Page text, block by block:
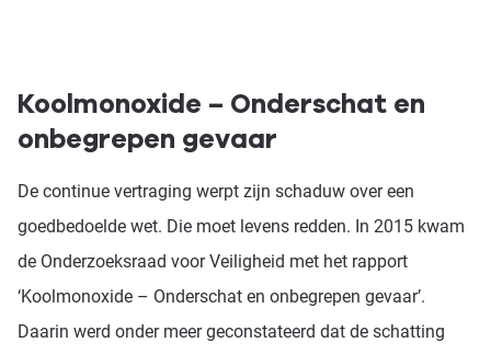
Koolmonoxide – Onderschat en
onbegrepen gevaar
De continue vertraging werpt zijn schaduw over een
goedbedoelde wet. Die moet levens redden. In 2015 kwam
de Onderzoeksraad voor Veiligheid met het rapport
‘Koolmonoxide – Onderschat en onbegrepen gevaar’.
Daarin werd onder meer geconstateerd dat de schatting